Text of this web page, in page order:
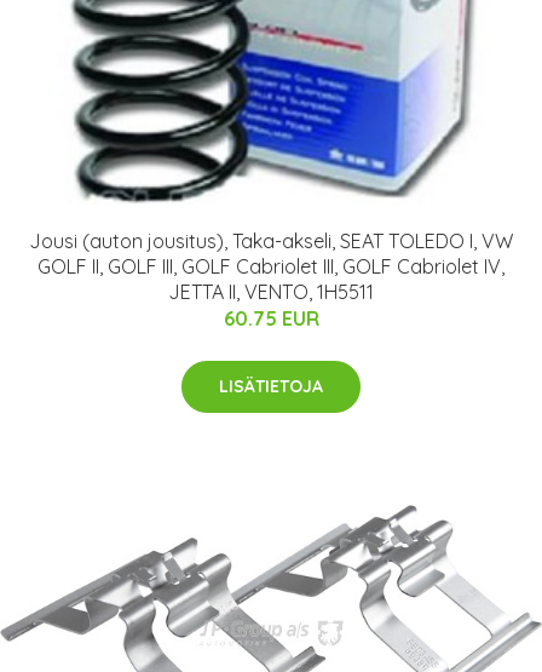
Jousi (auton jousitus), Taka-akseli, SEAT TOLEDO I, VW
GOLF II, GOLF III, GOLF Cabriolet III, GOLF Cabriolet IV,
JETTA II, VENTO, 1H5511
60.75 EUR
LISÄTIETOJA